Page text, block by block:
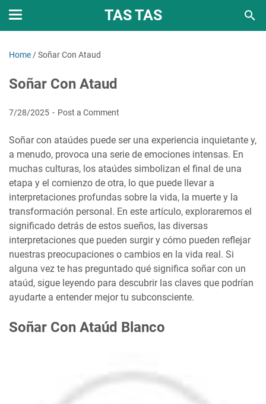
TAS TAS
Home /Soñar Con Ataud
Soñar Con Ataud
7/28/2025 Post a Comment
Soñar con ataúdes puede ser una experiencia inquietante y,
a menudo, provoca una serie de emociones intensas. En
muchas culturas, los ataúdes simbolizan el final de una
etapa y el comienzo de otra, lo que puede llevar a
interpretaciones profundas sobre la vida, la muerte y la
transformación personal. En este artículo, exploraremos el
significado detrás de estos sueños, las diversas
interpretaciones que pueden surgir y cómo pueden reflejar
nuestras preocupaciones o cambios en la vida real. Si
alguna vez te has preguntado qué significa soñar con un
ataúd, sigue leyendo para descubrir las claves que podrían
ayudarte a entender mejor tu subconsciente.
Soñar Con Ataúd Blanco